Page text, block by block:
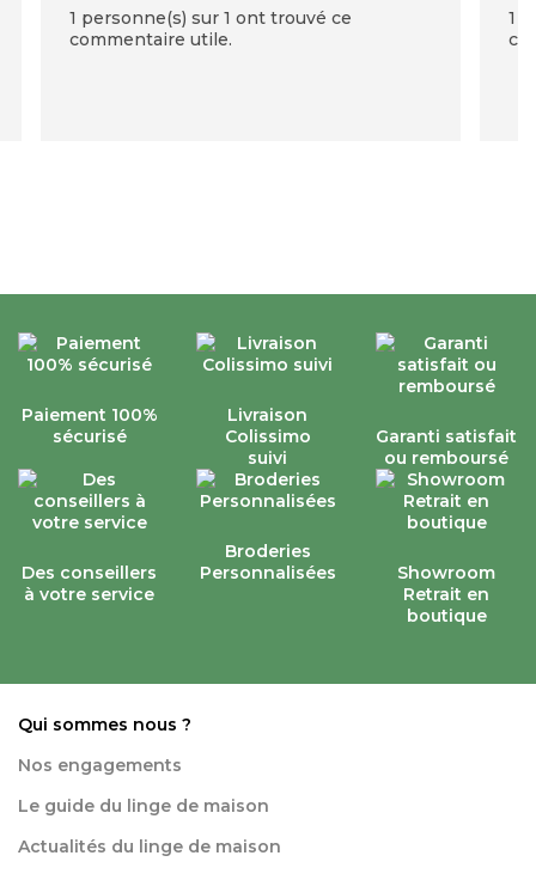
1 personne(s) sur 1 ont trouvé ce
commentaire utile.
1
Paiement 100%
sécurisé
Livraison
Colissimo
suivi
Garanti satisfait
ou remboursé
Des conseillers
à votre service
Broderies
Personnalisées
Showroom
Retrait en
boutique
Qui sommes nous ?
Nos engagements
Le guide du linge de maison
Actualités du linge de maison